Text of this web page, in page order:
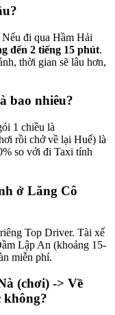
Nếu đi qua Hầm Hải
đến 2 tiếng 15 phút.
thời gian sẽ lâu hơn,
bao nhiêu?
1 chiều là
rồi chở về lại Huế) là
so với đi Taxi tính
ở Lăng Cô
Top Driver. Tài xế
Lập An (khoảng 15-
miễn phí.
(chơi) -> Về
không?